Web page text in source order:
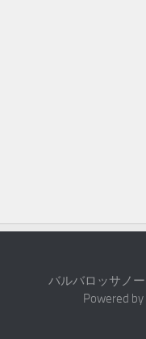
バルバロッサノー
Powered by